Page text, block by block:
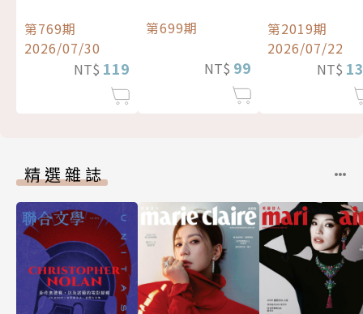
第769期
2026/07/30
NT$ 119
第699期
NT$ 99
第2019期
2026/07/22
NT$
精選雜誌